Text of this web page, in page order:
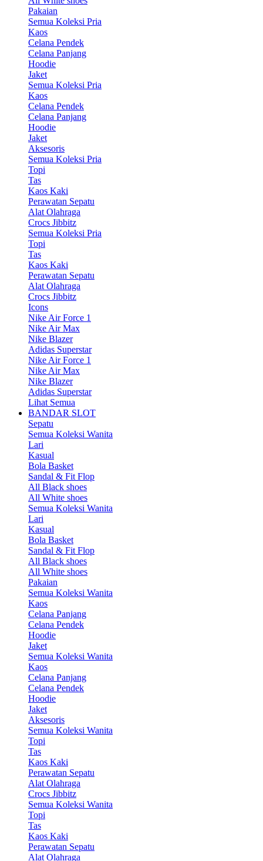
Pakaian
Semua Koleksi Pria
Kaos
Celana Pendek
Celana Panjang
Hoodie
Jaket
Semua Koleksi Pria
Kaos
Celana Pendek
Celana Panjang
Hoodie
Jaket
Aksesoris
Semua Koleksi Pria
Topi
Tas
Kaos Kaki
Perawatan Sepatu
Alat Olahraga
Crocs Jibbitz
Semua Koleksi Pria
Topi
Tas
Kaos Kaki
Perawatan Sepatu
Alat Olahraga
Crocs Jibbitz
Icons
Nike Air Force 1
Nike Air Max
Nike Blazer
Adidas Superstar
Nike Air Force 1
Nike Air Max
Nike Blazer
Adidas Superstar
Lihat Semua
BANDAR SLOT
Sepatu
Semua Koleksi Wanita
Lari
Kasual
Bola Basket
Sandal & Fit Flop
All Black shoes
All White shoes
Semua Koleksi Wanita
Lari
Kasual
Bola Basket
Sandal & Fit Flop
All Black shoes
All White shoes
Pakaian
Semua Koleksi Wanita
Kaos
Celana Panjang
Celana Pendek
Hoodie
Jaket
Semua Koleksi Wanita
Kaos
Celana Panjang
Celana Pendek
Hoodie
Jaket
Aksesoris
Semua Koleksi Wanita
Topi
Tas
Kaos Kaki
Perawatan Sepatu
Alat Olahraga
Crocs Jibbitz
Semua Koleksi Wanita
Topi
Tas
Kaos Kaki
Perawatan Sepatu
Alat Olahraga